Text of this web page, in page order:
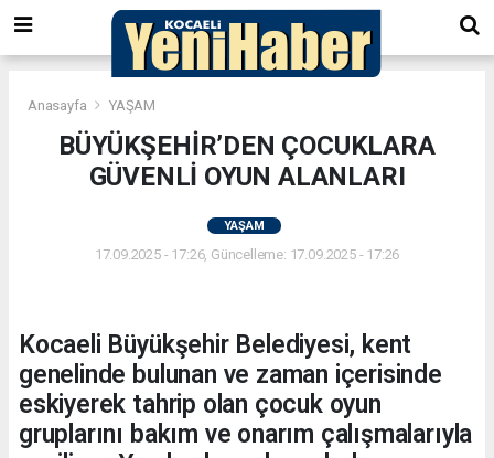
Anasayfa YAŞAM
BÜYÜKŞEHİR’DEN ÇOCUKLARA
GÜVENLİ OYUN ALANLARI
YAŞAM
17.09.2025 - 17:26, Güncelleme: 17.09.2025 - 17:26
Kocaeli Büyükşehir Belediyesi, kent
genelinde bulunan ve zaman içerisinde
eskiyerek tahrip olan çocuk oyun
gruplarını bakım ve onarım çalışmalarıyla